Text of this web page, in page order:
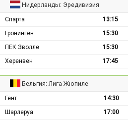
Нидерланды: Эредивизия
Спарта 13:15
Гронинген
15:30
ПЕК Зволле
15:30
Херенвен
17:45
Бельгия: Лига Жюпиле
Гент 14:30
Шарлеруа
17:00